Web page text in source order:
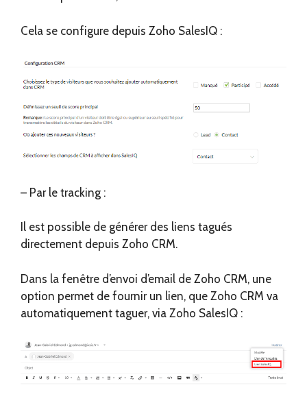
Cela se configure depuis Zoho SalesIQ :
– Par le tracking :
Il est possible de générer des liens tagués
directement depuis Zoho CRM.
Dans la fenêtre d’envoi d’email de Zoho CRM, une
option permet de fournir un lien, que Zoho CRM va
automatiquement taguer, via Zoho SalesIQ :